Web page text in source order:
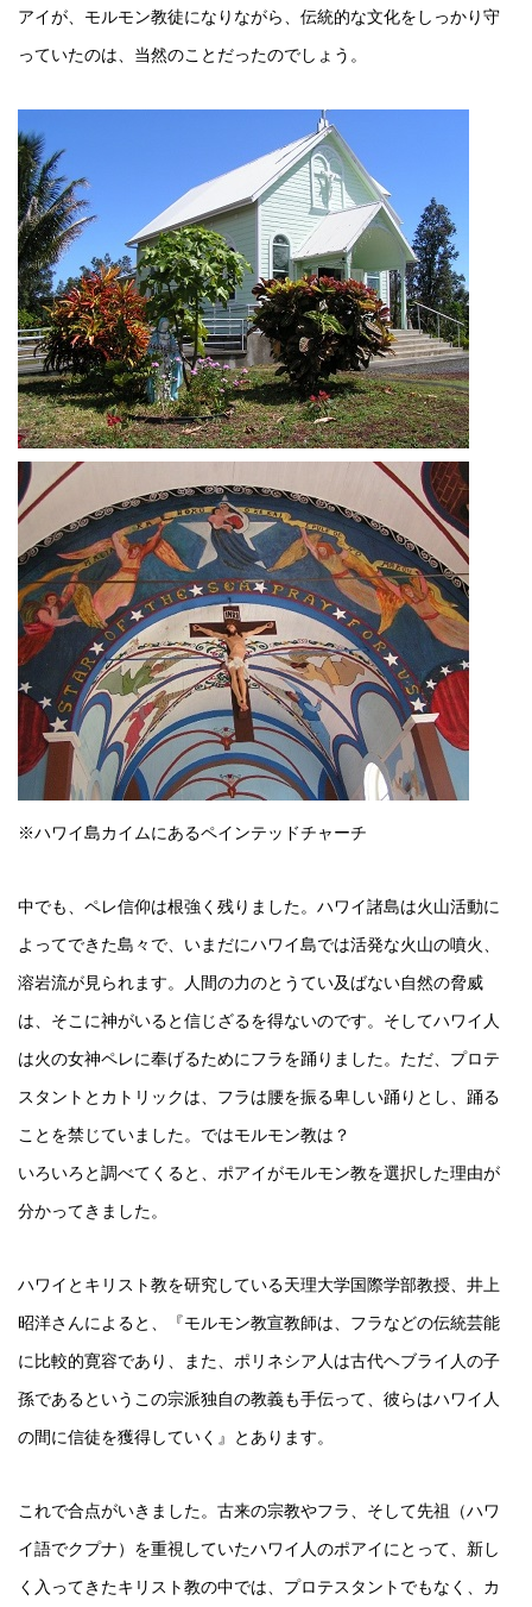
アイが、モルモン教徒になりながら、伝統的な文化をしっかり守
っていたのは、当然のことだったのでしょう。
※ハワイ島カイムにあるペインテッドチャーチ
中でも、ペレ信仰は根強く残りました。ハワイ諸島は火山活動に
よってできた島々で、いまだにハワイ島では活発な火山の噴火、
溶岩流が見られます。人間の力のとうてい及ばない自然の脅威
は、そこに神がいると信じざるを得ないのです。そしてハワイ人
は火の女神ペレに奉げるためにフラを踊りました。ただ、プロテ
スタントとカトリックは、フラは腰を振る卑しい踊りとし、踊る
ことを禁じていました。ではモルモン教は？
いろいろと調べてくると、ポアイがモルモン教を選択した理由が
分かってきました。
ハワイとキリスト教を研究している天理大学国際学部教授、井上
昭洋さんによると、『モルモン教宣教師は、フラなどの伝統芸能
に比較的寛容であり、また、ポリネシア人は古代ヘブライ人の子
孫であるというこの宗派独自の教義も手伝って、彼らはハワイ人
の間に信徒を獲得していく』とあります。
これで合点がいきました。古来の宗教やフラ、そして先祖（ハワ
イ語でクプナ）を重視していたハワイ人のポアイにとって、新し
く入ってきたキリスト教の中では、プロテスタントでもなく、カ